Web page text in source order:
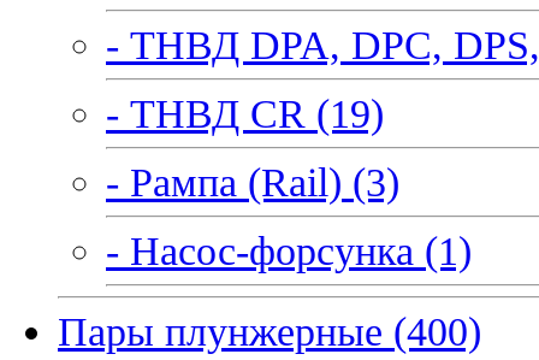
- ТНВД DPA, DPC,
- ТНВД CR (19)
- Рампа (Rail) (3)
- Насос-форсунка (1)
Пары плунжерные (400)